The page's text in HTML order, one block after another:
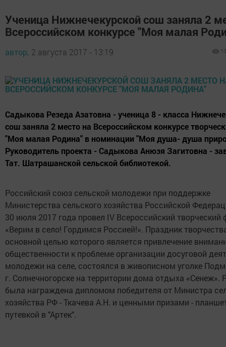
Ученица Нижнечекурской сош заняла 2
Всероссийском конкурсе "Моя малая
автор, 2 августа 2017 - 13:19
Садыкова Резеда Азатовна - ученица 8 - класса
сош заняла 2 место на Всероссийском конкурсе
"Моя малая Родина" в номинации "Моя душа- душа
Руководитель проекта - Садыкова Анюзя Загитовна -
Тат. Шатрашанской сельской библиотекой.
Российский союз сельской молодежи при поддержке
Министерства сельского хозяйства Российской
30 июля 2017 года провел IV Всероссийский творческий
«Верим в село! Гордимся Россией!». Праздник
основной целью которого является привлечение
общественности к проблеме организации досуговой
молодежи на селе, состоялся в живописном уголке
г. Солнечногорске на территории дома отдыха «Сенеж».
была награждена дипломом победителя от Министра
хозяйства РФ - Ткачева А.Н. и ценными призами -
путевкой в "Артек".